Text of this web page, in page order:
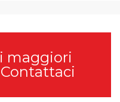
Contattaci